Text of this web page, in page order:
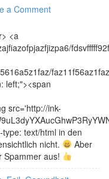
a Comment
<a
left;"><span
src='http://ink-
text/html in den
nicht.
Aber
Spammer aus!